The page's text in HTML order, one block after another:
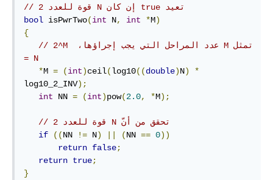
// ‫تعيد true إن كان N قوة للعدد 2
bool isPwrTwo(int N, int *M)
{
// ‫تمثل M عدد المراحل التي يجب إجراؤها،‪‫ 2‪^M
= N
*M = (int)ceil(log10((double)N)
*
log10_2_INV);
int NN = (int)pow(2.0, *M);
// ‫تحقق من أنّ N قوة للعدد 2
if
((NN != N) (NN == 0))
return false;
return true;
}